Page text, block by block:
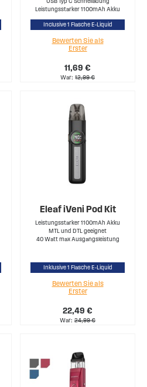
Leistungsstarker 1100mAh Akku
Inclusive 1 Flasche E-Liquid
11,69 €
War 12,99 €
Bewerten Sie als
Erster
Eleaf iVeni Pod Kit
Leistungsstarker 1100mAh Akku
MTL und DTL geeignet
40 Watt max Ausgangsleistung
Inklusive 1 Flasche E-Liquid
22,49 €
War 24,99 €
Bewerten Sie als
Erster